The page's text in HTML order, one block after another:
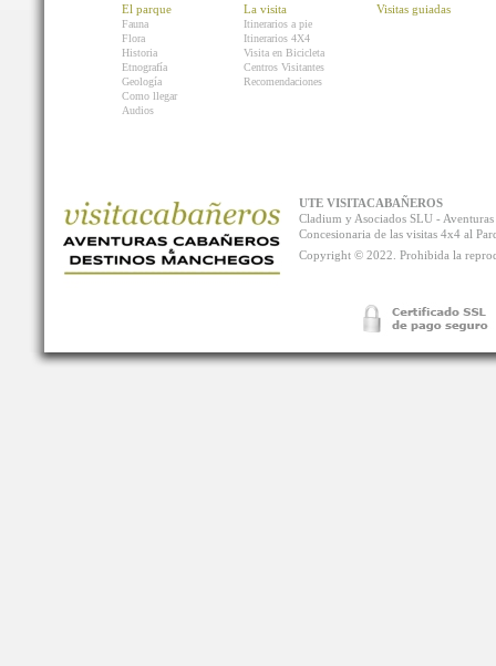
El parque
Fauna
Flora
Historia
Etnografía
Geología
Como llegar
Audios
La visita
Itinerarios a pie
Itinerarios 4X4
Visita en Bicicleta
Centros Visitantes
Recomendaciones
Visitas guiadas
UTE VISITACABAÑEROS
Cladium y Asociados SLU -
Concesionaria de las visitas 4x4 al
Copyright © 2022. Prohibida la